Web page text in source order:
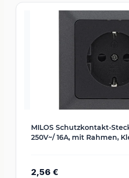
MILOS Schutzkontakt-
250V~/ 16A, mit Rahmen,
2,56 €